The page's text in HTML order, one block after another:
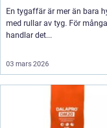
En tygaffär är mer än bara
med rullar av tyg. För många
handlar det...
03 mars 2026